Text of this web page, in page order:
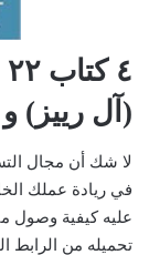
(آل رييز)
لا شك أن مجال
في ريادة عملك
عليه كيفية وصول
تحميله من الرابط